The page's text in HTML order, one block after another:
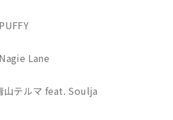
Lane
山テルマ feat. Soulja